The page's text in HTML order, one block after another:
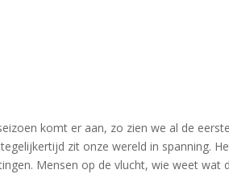
komt er aan, zo zien we al de
zit onze wereld in spanning.
Mensen op de vlucht, wie weet wat